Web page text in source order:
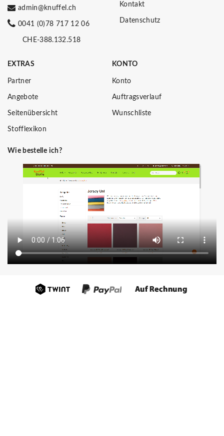
admin@knuffel.ch
0041 (0)78 717 12 06
CHE-388.132.518
Kontakt
Datenschutz
EXTRAS
Partner
Angebote
Seitenübersicht
Stofflexikon
KONTO
Konto
Auftragsverlauf
Wunschliste
Wie bestelle ich?